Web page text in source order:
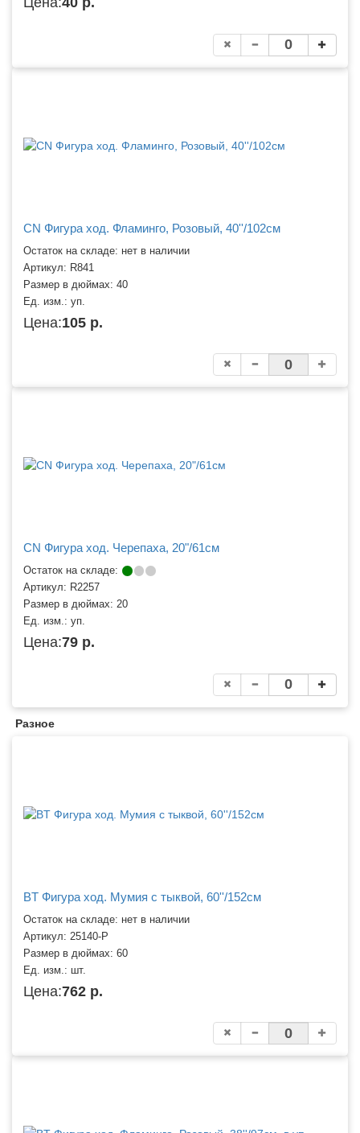
CN Фигура ход. Фламинго, Розовый, 40''/102см
Остаток на складе: нет в наличии
Артикул: R841
Размер в дюймах: 40
Ед. изм.: уп.
Цена:105 р.
CN Фигура ход. Черепаха, 20"/61см
Остаток на складе:
Артикул: R2257
Размер в дюймах: 20
Ед. изм.: уп.
Цена:79 р.
Разное
BT Фигура ход. Мумия с тыквой, 60''/152см
Остаток на складе: нет в наличии
Артикул: 25140-P
Размер в дюймах: 60
Ед. изм.: шт.
Цена:762 р.